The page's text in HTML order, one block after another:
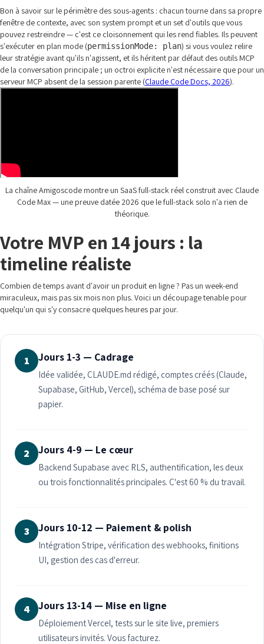
Bon à savoir sur le périmètre des sous-agents : chacun tourne dans sa propre
fenêtre de contexte, avec son system prompt et un set d'outils que vous
pouvez restreindre — c'est ce cloisonnement qui les rend fiables. Ils peuvent
s'exécuter en plan mode (permissionMode: plan) si vous voulez relire
leur stratégie avant qu'ils n'agissent, et ils héritent par défaut des outils MCP
de la conversation principale ; un octroi explicite n'est nécessaire que pour un
serveur MCP absent de la session parente (Claude Code Docs, 2026).
La chaîne Amigoscode montre un SaaS full-stack réel construit avec Claude
Code Max — une preuve datée 2026 que le full-stack solo n'a rien de
théorique.
Votre MVP en 14 jours : la
timeline réaliste
Combien de temps avant d'avoir un produit en ligne ? Pas un week-end
miraculeux, mais pas six mois non plus. Voici un découpage tenable pour
quelqu'un qui s'y consacre quelques heures par jour.
1 Jours 1-3 — Cadrage
Idée validée, CLAUDE.md rédigé, comptes créés (Claude,
Supabase, GitHub, Vercel), schéma de base posé sur
papier.
2 Jours 4-9 — Le cœur
Backend Supabase avec RLS, authentification, les deux
ou trois fonctionnalités principales. C'est 60 % du travail.
3 Jours 10-12 — Paiement & polish
Intégration Stripe, vérification des webhooks, finitions
UI, gestion des cas d'erreur.
4 Jours 13-14 — Mise en ligne
Déploiement Vercel, tests sur le site live, premiers
utilisateurs invités. Vous facturez.